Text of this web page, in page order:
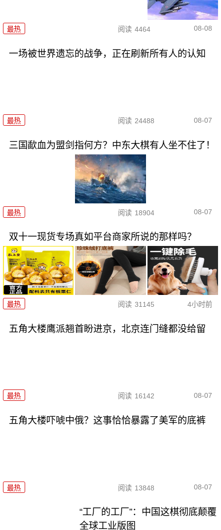
最热 阅读 4464 08-08
一场被世界遗忘的战争，正在刷新所有人的认知
最热 阅读 24488 08-07
三国歃血为盟剑指何方？中东大棋有人坐不住了！
最热 阅读 18904 08-07
双十一现货专场真如平台商家所说的那样吗？
最热 阅读 31145 4小时前
五角大楼鹰派翘首盼进京，北京连门缝都没给留
最热 阅读 16142 08-07
五角大楼吓唬中俄？这事恰恰暴露了美军的底裤
最热 阅读 13848 08-07
“工厂的工厂”：中国这棋彻底颠覆
全球工业版图